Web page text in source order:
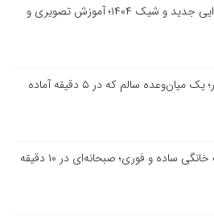
۱۰ مدل دسر یلدایی جدید و شیک ۱۴۰۴؛ آموزش تصویری و
دسر ماست و انار؛ یک میان‌وعده سالم که در ۵ دقیقه آماده
ساده و فوری؛ صبحانه‌ای در ۱۰ دقیقه